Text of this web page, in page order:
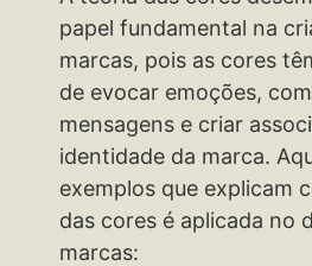
papel fundamental na
marcas, pois as cores
de evocar emoções,
mensagens e criar
identidade da marca.
exemplos que explicam
das cores é aplicada no
marcas: